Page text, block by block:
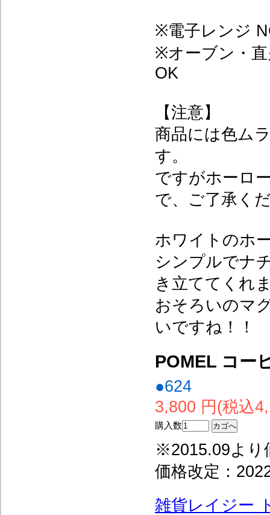
※電子レンジ
※オーブン・直
OK
【注意】
商品には色ム
す。
ですがホーロ
で、ご了承く
ホワイトのホ
シンプルでナ
き立ててくれ
おそろいのマ
いですね！！
POMEL コー
●624
3,800 円(税込
購入数
※2015.09よ
価格改定：
雑貨レイジー